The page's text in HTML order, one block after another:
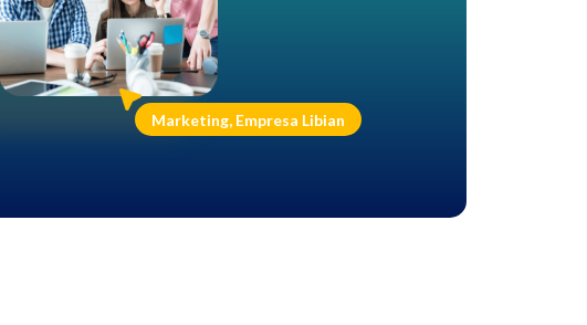
Marketing, Empresa Libian